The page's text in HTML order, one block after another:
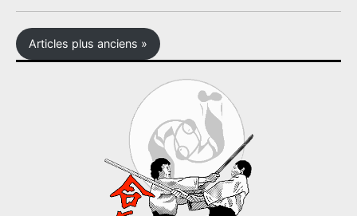
Articles plus anciens »